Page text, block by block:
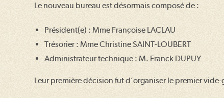
Le nouveau bureau est désormais composé de :
Président(e) : Mme Françoise LACLAU
Trésorier : Mme Christine SAINT-LOUBERT
Administrateur technique : M. Franck DUPUY
Leur première décision fut d’organiser le premier